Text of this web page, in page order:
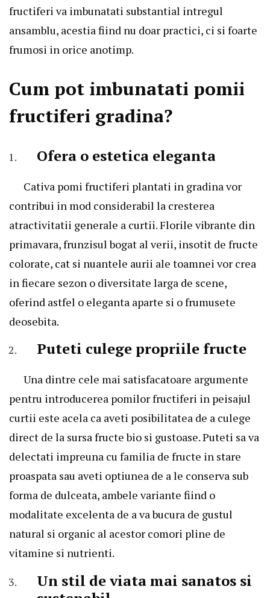
fructiferi va imbunatati substantial intregul
ansamblu, acestia fiind nu doar practici, ci si foarte
frumosi in orice anotimp.
Cum pot imbunatati pomii
fructiferi gradina?
Ofera o estetica eleganta
Cativa pomi fructiferi plantati in gradina vor
contribui in mod considerabil la cresterea
atractivitatii generale a curtii. Florile vibrante din
primavara, frunzisul bogat al verii, insotit de fructe
colorate, cat si nuantele aurii ale toamnei vor crea
in fiecare sezon o diversitate larga de scene,
oferind astfel o eleganta aparte si o frumusete
deosebita.
Puteti culege propriile fructe
Una dintre cele mai satisfacatoare argumente
pentru introducerea pomilor fructiferi in peisajul
curtii este acela ca aveti posibilitatea de a culege
direct de la sursa fructe bio si gustoase. Puteti sa va
delectati impreuna cu familia de fructe in stare
proaspata sau aveti optiunea de a le conserva sub
forma de dulceata, ambele variante fiind o
modalitate excelenta de a va bucura de gustul
natural si organic al acestor comori pline de
vitamine si nutrienti.
Un stil de viata mai sanatos si